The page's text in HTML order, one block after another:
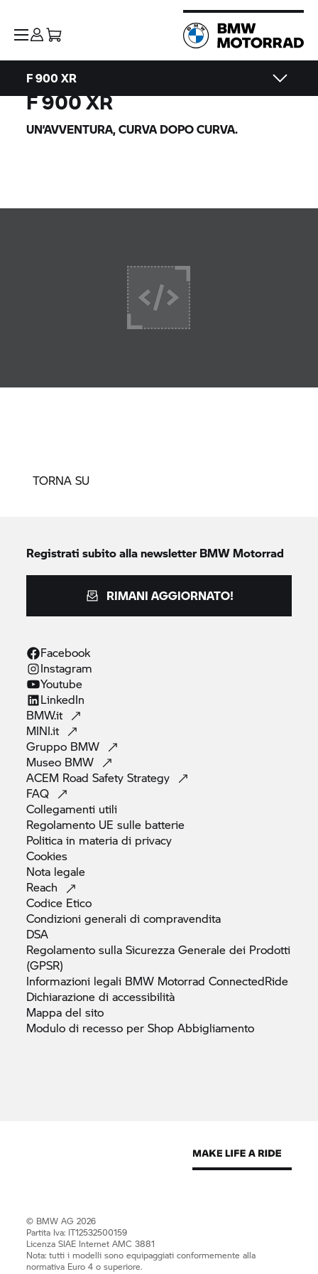
F 900 XR
F 900 XR
UN’AVVENTURA, CURVA DOPO CURVA.
TORNA SU
Registrati subito alla newsletterBMW Motorrad
RIMANI AGGIORNATO!
Facebook
Instagram
Youtube
LinkedIn
BMW.it
MINI.it
Gruppo BMW
Museo BMW
ACEM Road SafetyStrategy
FAQ
Collegamenti utili
Regolamento UE sulle batterie
Politica in materia di privacy
Cookies
Nota legale
Reach
Codice Etico
Condizioni generali dicompravendita
DSA
Regolamento sulla Sicurezza Generale dei Prodotti
(GPSR)
Informazioni legali BMW Motorrad ConnectedRide
Dichiarazione diaccessibilità
Mappa delsito
Modulo di recesso per ShopAbbigliamento
© BMW AG 2026
Partita Iva: IT12532500159
Licenza SIAE Internet AMC 3881
Nota: tutti i modelli sono equipaggiati conformemente alla
normativa Euro 4 o superiore.